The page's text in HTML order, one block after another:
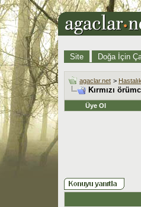
Site Doğa İçin
agaclar.net >
Kırmızı
Üye Ol